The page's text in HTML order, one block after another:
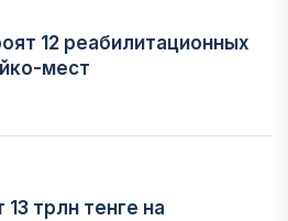
12 реабилитационных
мест
13 трлн тенге на